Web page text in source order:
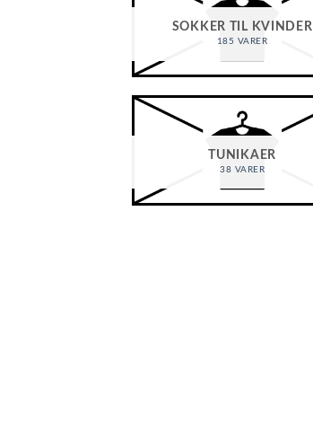
SOKKER TIL KVINDER
185 VARER
TUNIKAER
38 VARER